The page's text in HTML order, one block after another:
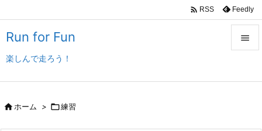
Run for Fun
楽しんで走ろう！

 RSS Feedly
ホーム > 練習